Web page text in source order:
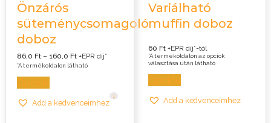
Önzárós
süteménycsomagoló
doboz
86,0Ft – 160,0FtÁrtartomány:
86,0 Ft
-
+EPR díj*
*A termékoldalon látható
Opciók
Add a kedvenceimhez
1
Variálható
muffin doboz
60 Ft+EPR díj*-tól
*A termékoldalon az opciók
választása után látható
Opciók
Add a kedvenceimhez